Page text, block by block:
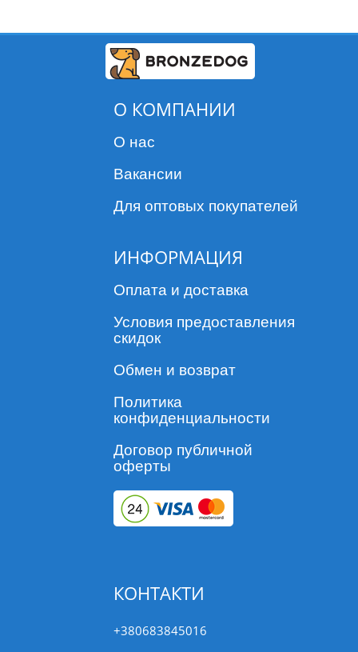
О КОМПАНИИ
О нас
Вакансии
Для оптовых покупателей
ИНФОРМАЦИЯ
Оплата и доставка
Условия предоставления
скидок
Обмен и возврат
Политика
конфиденциальности
Договор публичной
оферты
КОНТАКТИ
+380683845016